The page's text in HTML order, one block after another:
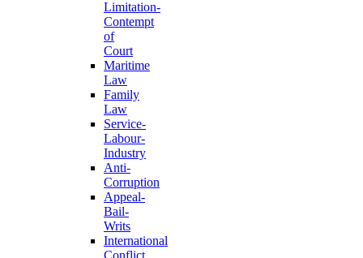
Limitation-
Contempt
of
Court
Maritime
Law
Family
Law
Service-
Labour-
Industry
Anti-
Corruption
Appeal-
Bail-
Writs
International
Conflict